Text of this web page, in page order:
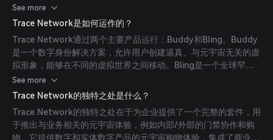
门户，专为数字虚拟形象设计，覆盖多个链和元宇宙。
See more
Trace Network是如何运作的？
Trace Network通过两个主要产品运行：Buddy和Bling。Buddy
是一个数字身份解决方案，允许用户创建逼真、与元宇宙无关的虚
拟形象，能够在不同的虚拟世界之间移动。Bling是一个全球罕见
和独家NFT市场，专注于限量版生活方式产品和配饰，使品牌能够
创建、营销并向全球受众分发独家NFT。
See more
Trace Network的独特之处是什么？
Trace Network的独特之处在于为企业提供了一个完整的套件，用
于推出与业务相关的元宇宙体验，例如内部/外部的门禁协作和购
物。它提供数字和实体数字产品的元宇宙购物体验，集成了商业交